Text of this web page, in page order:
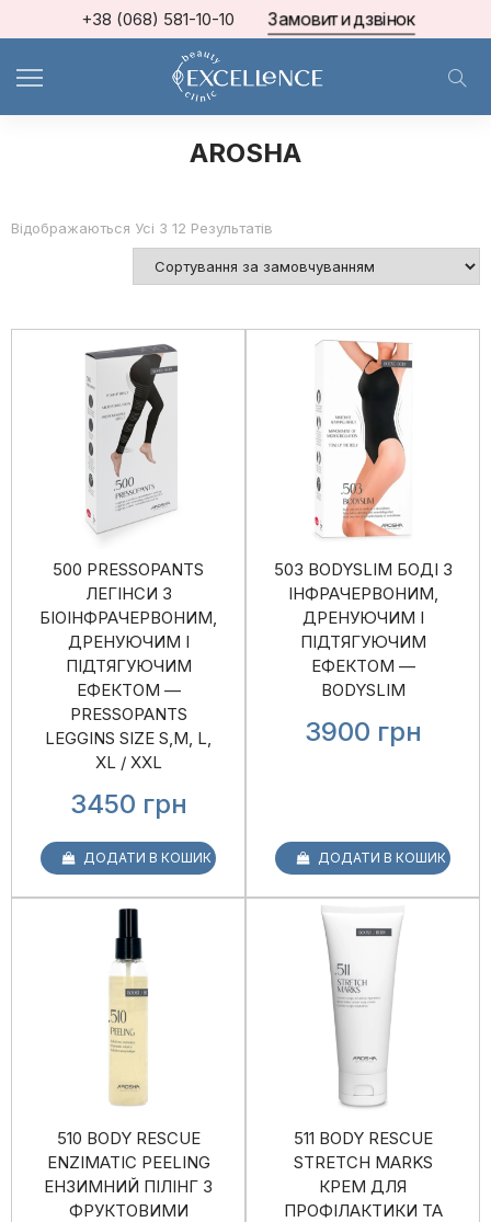
+38 (068) 581-10-10 Замовити дзвінок
AROSHA
Відображаються Усі З 12 Результатів
ДОДАТИ В КОШИК
500 PRESSOPANTS
ЛЕГІНСИ З
БІОІНФРАЧЕРВОНИМ,
ДРЕНУЮЧИМ І
ПІДТЯГУЮЧИМ
ЕФЕКТОМ —
PRESSOPANTS
LEGGINS SIZE S,M, L,
XL / XXL
3450 грн
ДОДАТИ В КОШИК
503 BODYSLIM БОДІ З
ІНФРАЧЕРВОНИМ,
ДРЕНУЮЧИМ І
ПІДТЯГУЮЧИМ
ЕФЕКТОМ —
BODYSLIM
3900 грн
510 BODY RESCUE
ENZIMATIC PEELING
ЕНЗИМНИЙ ПІЛІНГ З
ФРУКТОВИМИ
511 BODY RESCUE
STRETCH MARKS
КРЕМ ДЛЯ
ПРОФІЛАКТИКИ ТА